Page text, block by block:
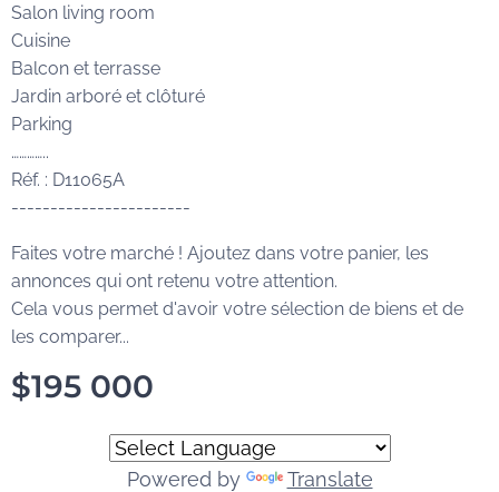
Salon living room
Cuisine
Balcon et terrasse
Jardin arboré et clôturé
Parking
…………..
Réf. : D11065A
-----------------------
Faites votre marché ! Ajoutez dans votre panier, les
annonces qui ont retenu votre attention.
Cela vous permet d'avoir votre sélection de biens et de
les comparer...
$195 000
Powered by Translate